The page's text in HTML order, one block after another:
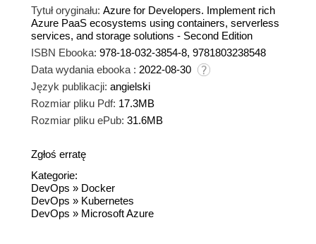
Tytuł oryginału: Azure for Developers. Implement rich
Azure PaaS ecosystems using containers, serverless
services, and storage solutions - Second Edition
ISBN Ebooka: 978-18-032-3854-8, 9781803238548
Data wydania ebooka : 2022-08-30
Język publikacji: angielski
Rozmiar pliku Pdf: 17.3MB
Rozmiar pliku ePub: 31.6MB
Zgłoś erratę
Kategorie:
DevOps » Docker
DevOps » Kubernetes
DevOps » Microsoft Azure